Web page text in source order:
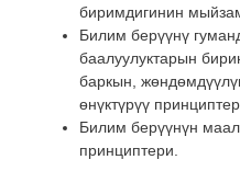
биримдигинин
Билим берүүнү
баалуулуктарын
баркын,
өнүктүрүү
Билим берүүнүн
принциптери.